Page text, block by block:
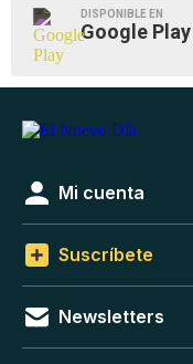
DISPONIBLE EN
Google Play
Mi cuenta
Suscríbete
Newsletters